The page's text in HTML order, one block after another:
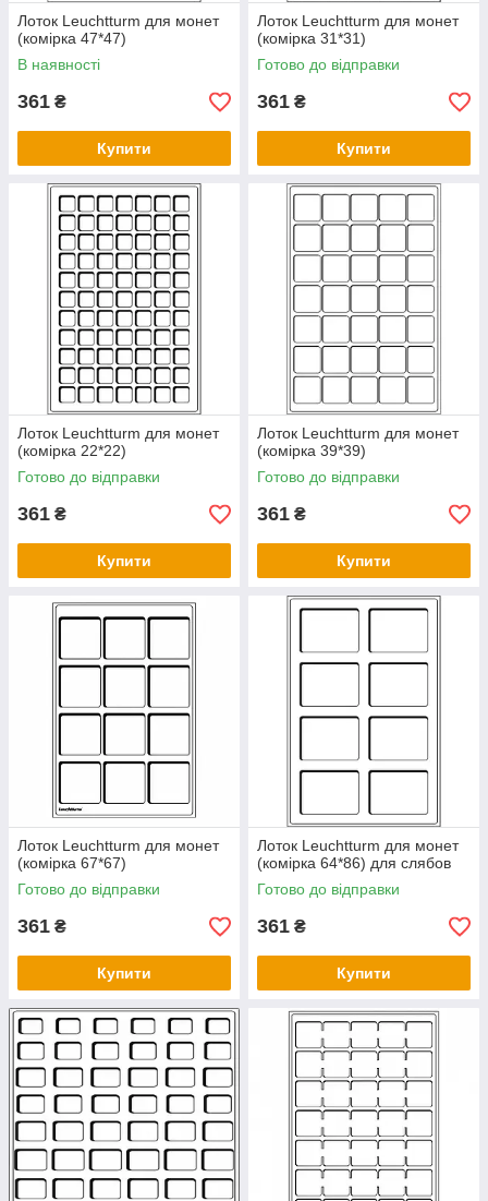
Лоток Leuchtturm для монет
(комірка 47*47)
В наявності
361 ₴
Купити
Лоток Leuchtturm для монет
(комірка 31*31)
Готово до відправки
361 ₴
Купити
Лоток Leuchtturm для монет
(комірка 22*22)
Готово до відправки
361 ₴
Купити
Лоток Leuchtturm для монет
(комірка 39*39)
Готово до відправки
361 ₴
Купити
Лоток Leuchtturm для монет
(комірка 67*67)
Готово до відправки
361 ₴
Купити
Лоток Leuchtturm для монет
(комірка 64*86) для слябов
Готово до відправки
361 ₴
Купити